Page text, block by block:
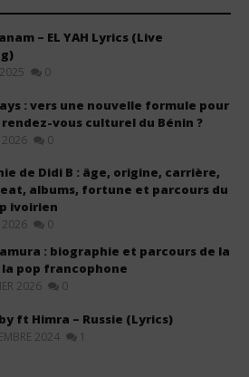
– EL YAH Lyrics (Live
0
: vers une nouvelle formule pour
vous culturel du Bénin ?
2026 0
de Didi B : âge, origine, carrière,
albums, fortune et parcours du
ivoirien
2026 0
: biographie et parcours de la
pop francophone
2026 0
ft Himra – Russie (Lyrics)
2024 1